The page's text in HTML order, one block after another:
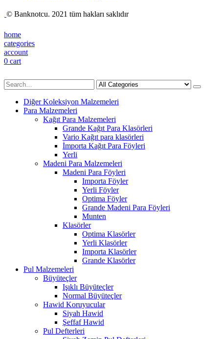
© Banknotcu. 2021 tüm hakları saklıdır
home
categories
account
0 cart
Diğer Koleksiyon Malzemeleri
Para Malzemeleri
Kağıt Para Malzemeleri
Grande Kağıt Para Klasörleri
Vario Kağıt para klasörleri
İmporta Kağıt Para Föyleri
Yerli
Madeni Para Malzemeleri
Madeni Para Föyleri
Importa Föyler
Yerli Föyler
Optima Föyler
Grande Madeni Para Föyleri
Munten
Klasörler
Optima Klasörler
Yerli Klasörler
Importa Klasörler
Grande Klasörler
Pul Malzemeleri
Büyüteçler
Işıklı Büyüteçler
Normal Büyüteçler
Hawid Koruyucular
Siyah Hawid
Şeffaf Hawid
Pul Defterleri